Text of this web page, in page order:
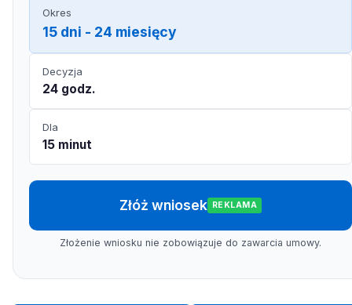
Okres
15 dni - 24 miesięcy
Decyzja
24 godz.
Dla
15 minut
Złóż wniosek REKLAMA
Złożenie wniosku nie zobowiązuje do zawarcia umowy.